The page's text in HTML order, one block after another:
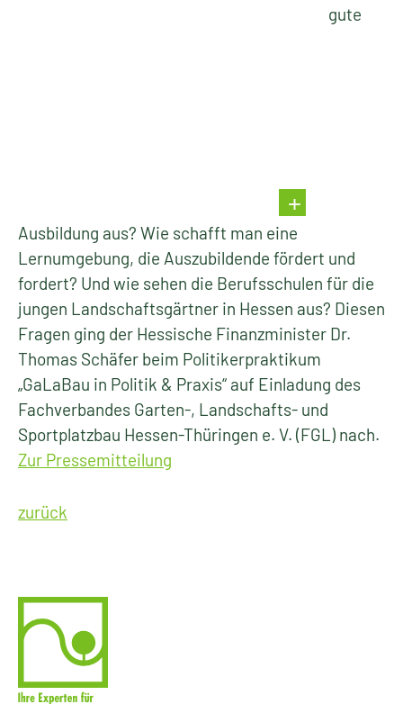
gute
Ausbildung aus? Wie schafft man eine
Lernumgebung, die Auszubildende fördert und
fordert? Und wie sehen die Berufsschulen für die
jungen Landschaftsgärtner in Hessen aus? Diesen
Fragen ging der Hessische Finanzminister Dr.
Thomas Schäfer beim Politikerpraktikum
„GaLaBau in Politik & Praxis“ auf Einladung des
Fachverbandes Garten-, Landschafts- und
Sportplatzbau Hessen-Thüringen e. V. (FGL) nach.
Zur Pressemitteilung
zurück